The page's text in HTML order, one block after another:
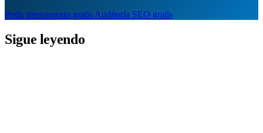
Pedir presupuesto gratis Auditoría SEO gratis
Sigue leyendo